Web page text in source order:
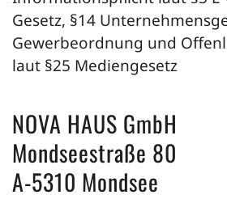
Gesetz, §14
Gewerbeordnung und
laut §25 Mediengesetz
NOVA HAUS GmbH
Mondseestraße 80
A-5310 Mondsee